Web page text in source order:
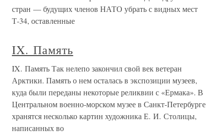
стран — будущих членов НАТО убрать с видных мест
Т-34, оставленные
IX. Память
IX. Память Так нелепо закончил свой век ветеран
Арктики. Память о нем осталась в экспозиции музеев,
куда были переданы некоторые реликвии с «Ермака». В
Центральном военно-морском музее в Санкт-Петербурге
хранятся несколько картин художника Е. И. Столицы,
написанных во